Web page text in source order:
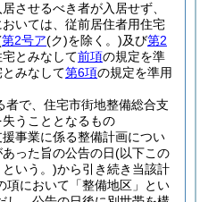
させるべき者が入居せず、
いては、従前居住者用住宅
第2号ア(ク)を除く。)及び第2
とみなして前項の規定を準
みなして第6項の規定を準用
者で、住宅市街地整備総合支
うこととなるもの
事業に係る整備計画につい
った旨の公告の日(以下この
いう。)から引き続き当該計
項において「整備地区」とい